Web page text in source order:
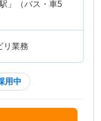
」（バス・車5
リ業務
用中